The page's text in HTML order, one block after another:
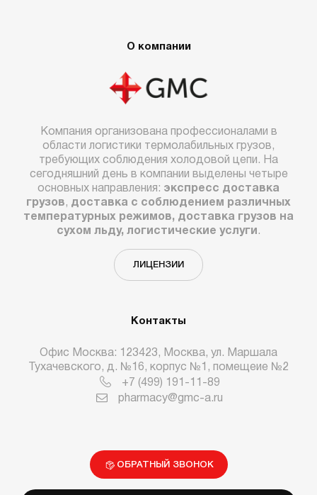
О компании
Компания организована профессионалами в
области логистики термолабильных грузов,
требующих соблюдения холодовой цепи. На
сегодняшний день в компании выделены четыре
основных направления: экспресс доставка
грузов, доставка с соблюдением различных
температурных режимов, доставка грузов на
сухом льду, логистические услуги .
ЛИЦЕНЗИИ
Контакты
Офис Москва: 123423, Москва, ул. Маршала
Тухачевского, д. №16, корпус №1, помещеие №2
+7 (499) 191-11-89
pharmacy@gmc-a.ru
ОБРАТНЫЙ ЗВОНОК